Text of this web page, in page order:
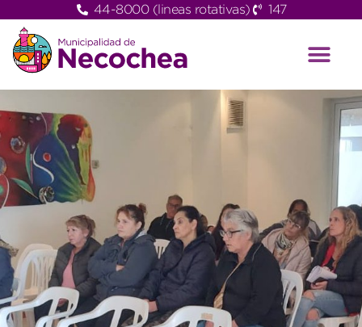
44-8000 (lineas rotativas) 147